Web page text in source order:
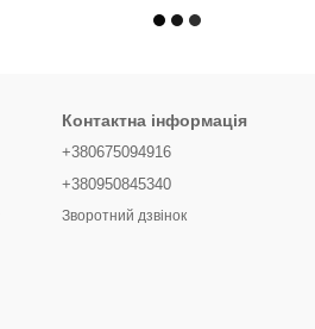
Контактна інформація
+380675094916
+380950845340
Зворотний дзвінок